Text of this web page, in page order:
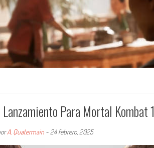
Para Mortal Kombat 1
A. Quatermain - 24 febrero, 2025